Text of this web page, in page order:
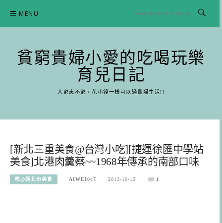
content
MENU
貧窮貴婦小愛的吃喝玩樂
育兒日記
人窮志不窮，花小錢一樣可以過貴婦生活!!
[新北三重美食@台灣小吃][捷運徐匯中學站
美食]北港肉羹蔡~~1968年傳承的南部口味
吃@新北市美食 AIWEI047 2013-10-15 1